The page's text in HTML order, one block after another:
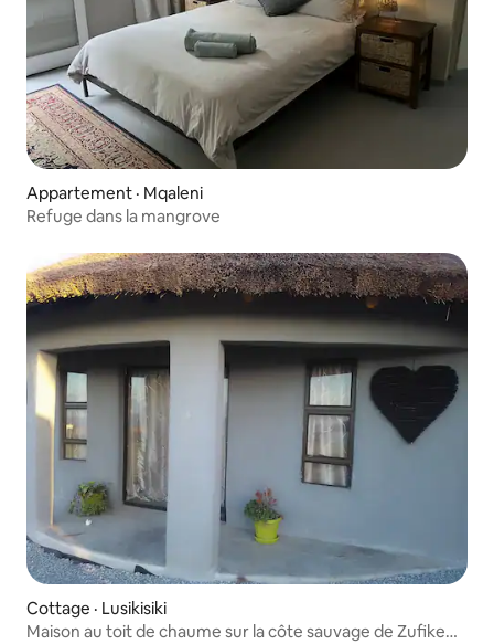
Appartement · Mqaleni
Refuge dans la mangrove
Cottage · Lusikisiki
Maison au toit de chaume sur la côte sauvage de Zufike